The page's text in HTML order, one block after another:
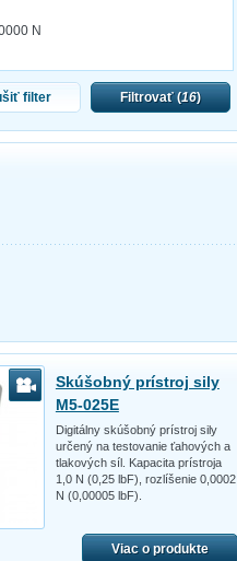
N
filter Filtrovať (16)
Skúšobný prístroj sily
M5-025E
Digitálny skúšobný prístroj sily
určený na testovanie ťahových a
tlakových síl. Kapacita prístroja
1,0 N (0,25 lbF), rozlíšenie 0,0002
N (0,00005 lbF).
Viac o produkte